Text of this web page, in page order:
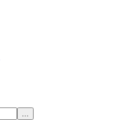
...